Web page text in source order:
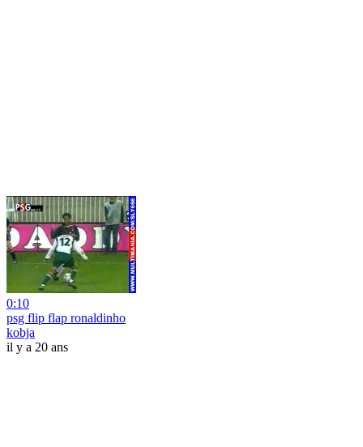
0:10
psg flip flap ronaldinho
kobja
il y a 20 ans